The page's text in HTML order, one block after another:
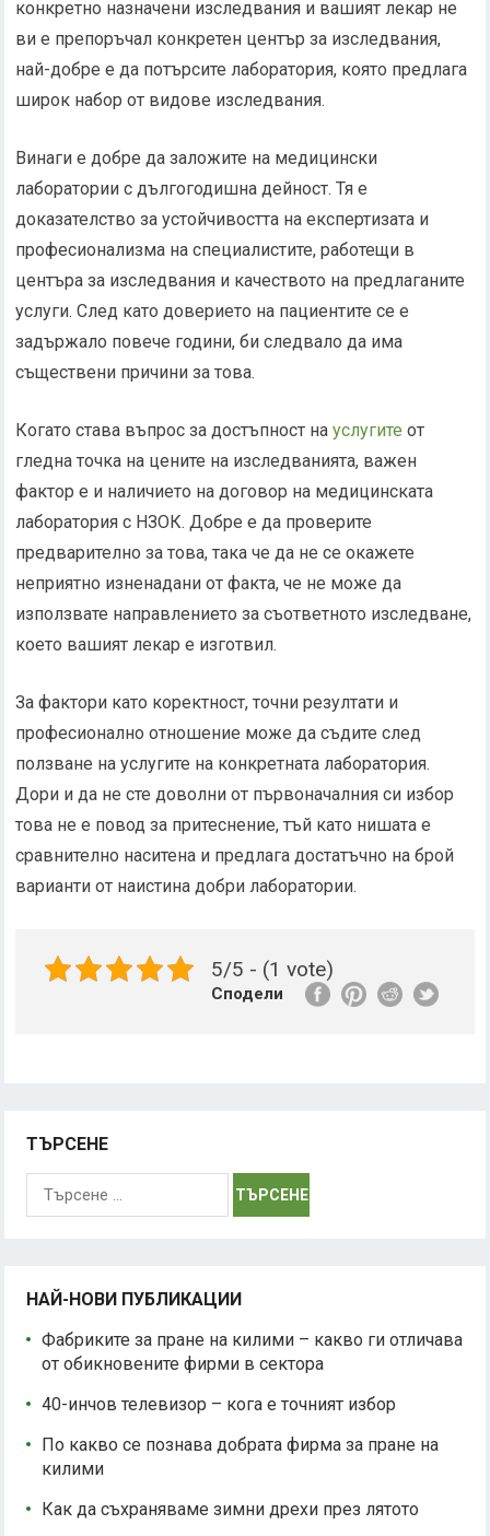
конкретно назначени изследвания и вашият лекар не
ви е препоръчал конкретен център за изследвания,
най-добре е да потърсите лаборатория, която предлага
широк набор от видове изследвания.
Винаги е добре да заложите на медицински
лаборатории с дългогодишна дейност. Тя е
доказателство за устойчивостта на експертизата и
професионализма на специалистите, работещи в
центъра за изследвания и качеството на предлаганите
услуги. След като доверието на пациентите се е
задържало повече години, би следвало да има
съществени причини за това.
Когато става въпрос за достъпност науслугите от
гледна точка на цените на изследванията, важен
фактор е и наличието на договор на медицинската
лаборатория с НЗОК. Добре е да проверите
предварително за това, така че да не се окажете
неприятно изненадани от факта, че не може да
използвате направлението за съответното изследване,
което вашият лекар е изготвил.
За фактори като коректност, точни резултати и
професионално отношение може да съдите след
ползване на услугите на конкретната лаборатория.
Дори и да не сте доволни от първоначалния си избор
това не е повод за притеснение, тъй като нишата е
сравнително наситена и предлага достатъчно на брой
варианти от наистина добри лаборатории.
5/5 - (1 vote)
Сподели
ТЪРСЕНЕ
Търсене
НАЙ-НОВИ ПУБЛИКАЦИИ
Фабриките за пране на килими – какво ги отличава
от обикновените фирми в сектора
40-инчов телевизор – кога е точният избор
По какво се познава добрата фирма за пране на
килими
Как да съхраняваме зимни дрехи през лятото